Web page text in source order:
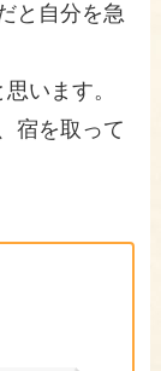
と自分を急
います。
宿を取って